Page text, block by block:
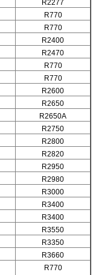
R2277
R770
R770
R2400
R2470
R770
R770
R2600
R2650
R2650A
R2750
R2800
R2820
R2950
R2980
R3000
R3400
R3400
R3550
R3350
R3660
R770